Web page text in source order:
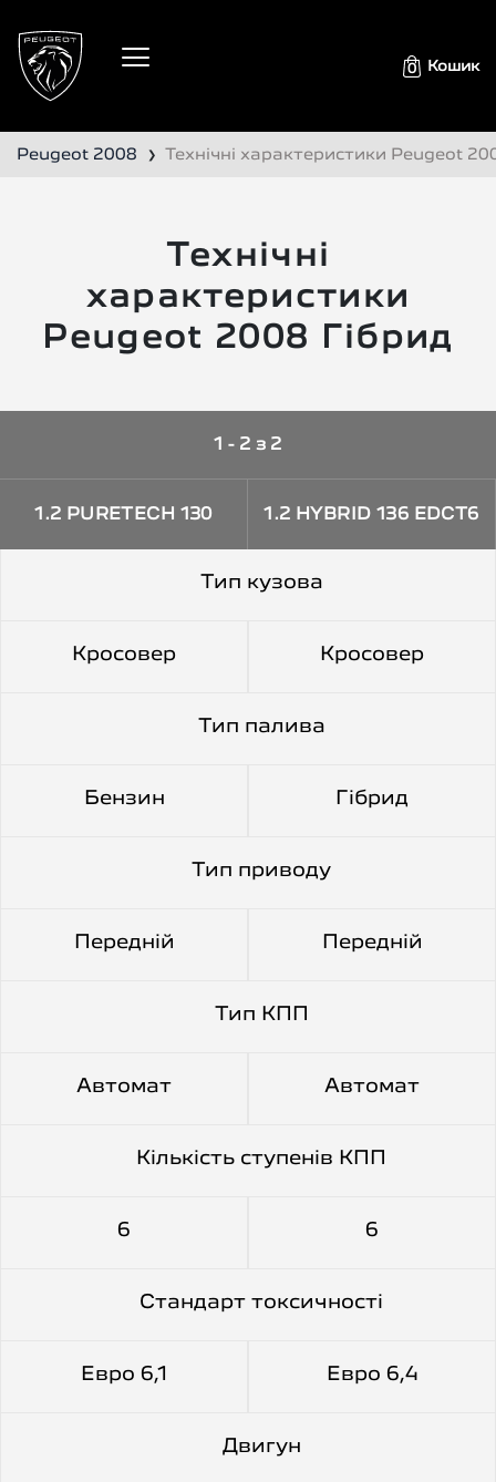
0 Кошик
Peugeot 2008 ❯ Технічні характеристики Peugeot
Технічні
характеристики
Peugeot 2008 Гібрид
1 - 2 з 2
1.2 PURETECH 130
1.2 HYBRID 136 EDCT6
Тип кузова
Кросовер Кросовер
Тип палива
Бензин Гібрид
Тип приводу
Передній Передній
Тип КПП
Автомат Автомат
Кількість ступенів КПП
6 6
Cтандарт токсичності
Евро 6,1 Евро 6,4
Двигун